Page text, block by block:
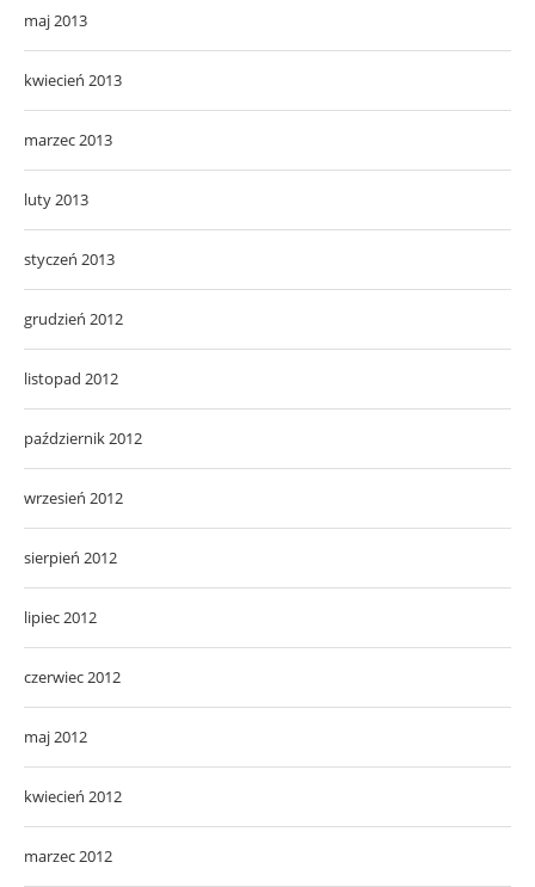
maj 2013
kwiecień 2013
marzec 2013
luty 2013
styczeń 2013
grudzień 2012
listopad 2012
październik 2012
wrzesień 2012
sierpień 2012
lipiec 2012
czerwiec 2012
maj 2012
kwiecień 2012
marzec 2012